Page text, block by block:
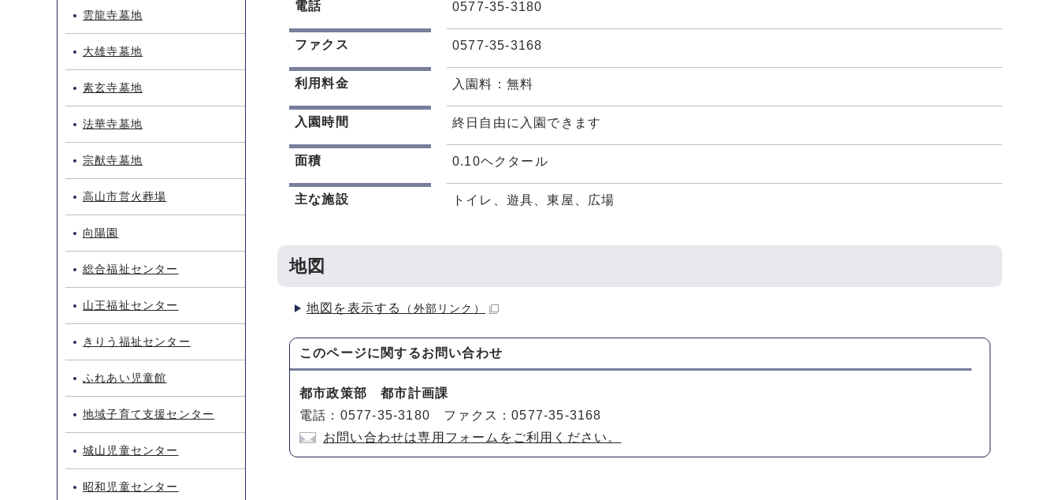
電話 0577-35-3180
ファクス 0577-35-3168
利用料金 入園料：無料
入園時間 終日自由に入園できます
面積 0.10ヘクタール
主な施設 トイレ、遊具、東屋、広場
地図
地図を表示する （外部リンク）
このページに関するお問い合わせ
都市政策部 都市計画課
電話：0577-35-3180 ファクス：0577-35-3168
お問い合わせは専用フォームをご利用ください。
雲龍寺墓地
大雄寺墓地
素玄寺墓地
法華寺墓地
宗猷寺墓地
高山市営火葬場
向陽園
総合福祉センター
山王福祉センター
きりう福祉センター
ふれあい児童館
地域子育て支援センター
城山児童センター
昭和児童センター